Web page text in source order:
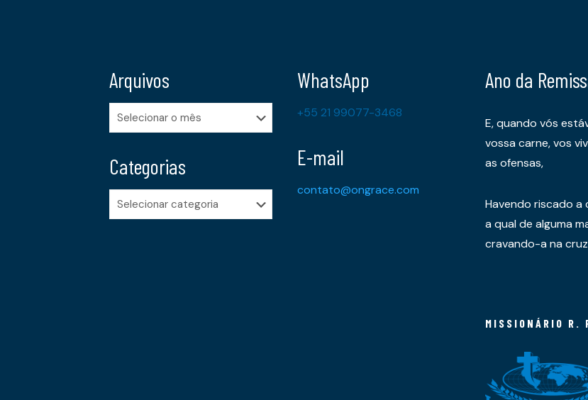
Arquivos
Arquivos
Categorias
Categorias
WhatsApp
+55 21 99077-3468
E-mail
contato@ongrace.com
Ano da
E, quando vós
vossa carne, vos
as ofensas,
Havendo riscado a
a qual de alguma
cravando-a na
MISSIONÁRIO R.